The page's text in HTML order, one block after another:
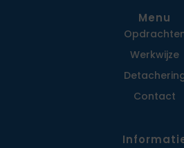
Menu
Werkwijze
Contact